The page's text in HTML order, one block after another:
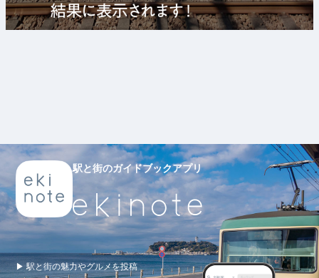
駅と街のガイドブックアプリ
▶ 駅と街の魅力やグルメを投稿